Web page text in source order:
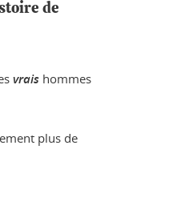
de
vrais hommes
plus de